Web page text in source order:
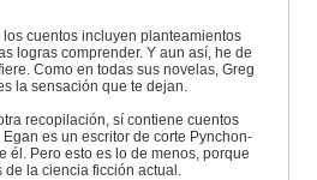
cuentos incluyen planteamientos
logras comprender. Y aun así, he de
Como en todas sus novelas, Greg
la sensación que te dejan.
recopilación, sí contiene cuentos
es un escritor de corte Pynchon-
él. Pero esto es lo de menos, porque
de la ciencia ficción actual.